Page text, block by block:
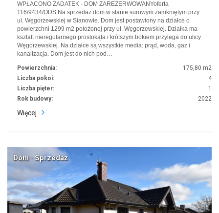
WPŁACONO ZADATEK - DOM ZAREZERWOWANYoferta
116/9434/ODS.Na sprzedaż dom w stanie surowym zamkniętym przy
ul. Węgorzewskiej w Sianowie. Dom jest postawiony na działce o
powierzchni 1299 m2 położonej przy ul. Węgorzewskiej. Działka ma
kształt nieregularnego prostokąta i krótszym bokiem przylega do ulicy
Węgorzewskiej. Na działce są wszystkie media: prąd, woda, gaz i
kanalizacja. Dom jest do nich pod…
Powierzchnia:
175,80 m2
Liczba pokoi:
4
Liczba pięter:
1
Rok budowy:
2022
Więcej
Dom · Sprzedaż